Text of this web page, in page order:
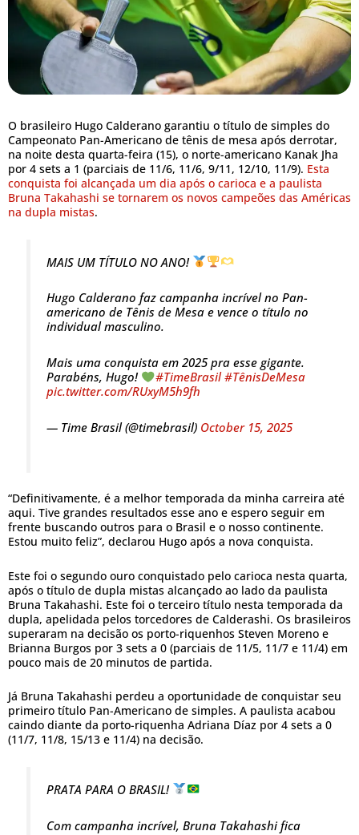
O brasileiro Hugo Calderano garantiu o título de simples do
Campeonato Pan-Americano de tênis de mesa após derrotar,
na noite desta quarta-feira (15), o norte-americano Kanak Jha
por 4 sets a 1 (parciais de 11/6, 11/6, 9/11, 12/10, 11/9). Esta
conquista foi alcançada um dia após o carioca e a paulista
Bruna Takahashi se tornarem os novos campeões das Américas
na dupla mistas.
MAIS UM TÍTULO NO ANO!
Hugo Calderano faz campanha incrível no Pan-
americano de Tênis de Mesa e vence o título no
individual masculino.
Mais uma conquista em 2025 pra esse gigante.
Parabéns, Hugo!
#TimeBrasil #TênisDeMesa
pic.twitter.com/RUxyM5h9fh
— Time Brasil (@timebrasil) October 15, 2025
“Definitivamente, é a melhor temporada da minha carreira até
aqui. Tive grandes resultados esse ano e espero seguir em
frente buscando outros para o Brasil e o nosso continente.
Estou muito feliz”, declarou Hugo após a nova conquista.
Este foi o segundo ouro conquistado pelo carioca nesta quarta,
após o título de dupla mistas alcançado ao lado da paulista
Bruna Takahashi. Este foi o terceiro título nesta temporada da
dupla, apelidada pelos torcedores de Calderashi. Os brasileiros
superaram na decisão os porto-riquenhos Steven Moreno e
Brianna Burgos por 3 sets a 0 (parciais de 11/5, 11/7 e 11/4) em
pouco mais de 20 minutos de partida.
Já Bruna Takahashi perdeu a oportunidade de conquistar seu
primeiro título Pan-Americano de simples. A paulista acabou
caindo diante da porto-riquenha Adriana Díaz por 4 sets a 0
(11/7, 11/8, 15/13 e 11/4) na decisão.
PRATA PARA O BRASIL!
Com campanha incrível, Bruna Takahashi fica